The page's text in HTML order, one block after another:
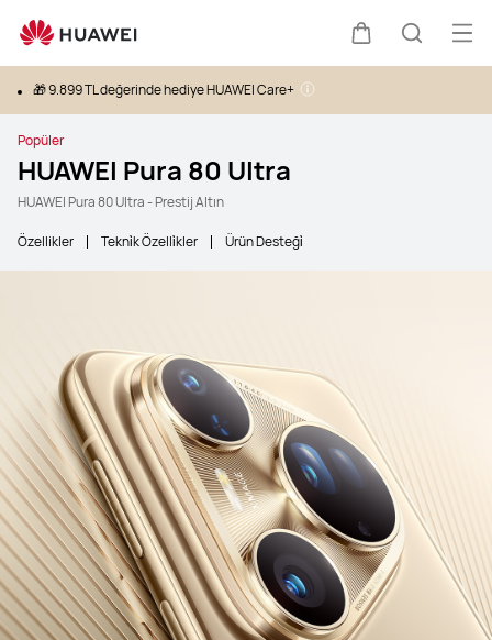
SepetiAraştır
🎁 9.899 TL değerinde hediye HUAWEI Care+
Popüler
HUAWEI Pura 80 Ultra
HUAWEI Pura 80 Ultra - Prestij Altın
Özellikler Tekni̇k Özelli̇kler Ürün Desteği̇